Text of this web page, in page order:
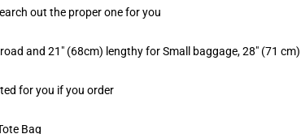
out the proper one for you
and 21" (68cm) lengthy for Small baggage, 28" (71
for you if you order
Bag